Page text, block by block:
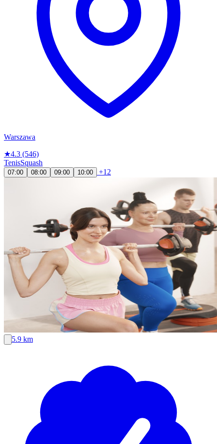
Warszawa
★4.3 (546)
TenisSquash
07:00 08:00 09:00 10:00 +12
5.9 km